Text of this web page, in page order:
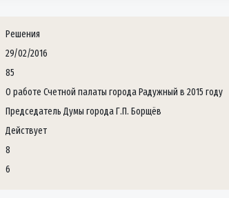
Решения
29/02/2016
85
О работе Счетной палаты города Радужный в 2015 году
Председатель Думы города Г.П. Борщёв
Действует
8
6